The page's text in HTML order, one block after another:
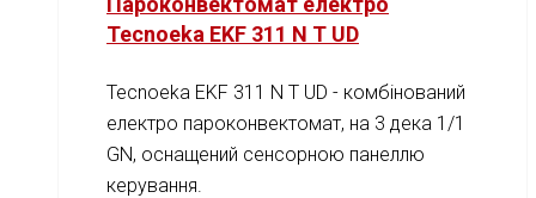
Tecnoeka EKF 311 N T UD
Tecnoeka EKF 311 N T UD - комбінований
електро пароконвектомат, на 3 дека 1/1
GN, оснащений сенсорною панеллю
керування.